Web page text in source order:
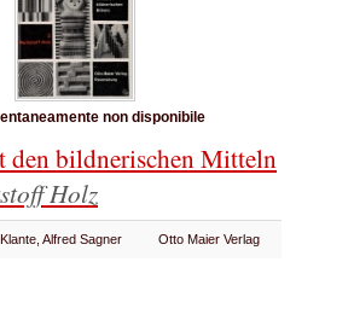
non disponibile
den bildnerischen Mitteln
Holz
Alfred Sagner Otto Maier Verlag